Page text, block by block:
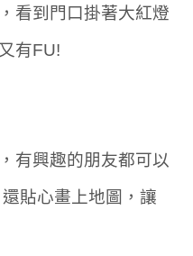
看到門口掛著大紅燈
有FU!
有興趣的朋友都可以
貼心畫上地圖，讓